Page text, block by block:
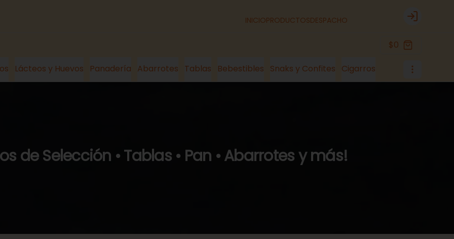
INICIOPRODUCTOSDESPACHO Login
$0
Lácteos y Huevos Panadería Abarrotes Tablas Bebestibles Snaks y Confites Cigarros
de Selección • Tablas • Pan • Abarrotes y más!